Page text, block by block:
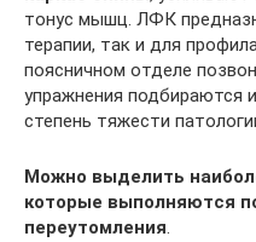
тонус мышц. ЛФК
терапии, так и для
поясничном отделе
упражнения подбираются
степень тяжести
Можно выделить
которые выполняются
переутомления.